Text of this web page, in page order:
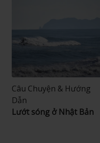
Câu Chuyện & Hướng
Dẫn
Lướt sóng ở Nhật Bản